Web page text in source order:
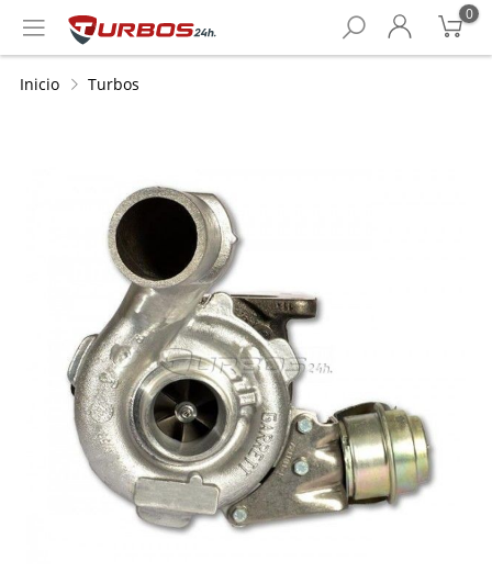
0
Inicio Turbos